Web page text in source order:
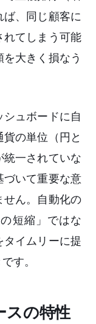
、同じ顧客に
れてしまう可能
大きく損なう
ュボードに自
の単位（円と
統一されていな
づいて重要な意
せん。自動化の
短縮」ではな
タイムリーに提
す。
スの特性